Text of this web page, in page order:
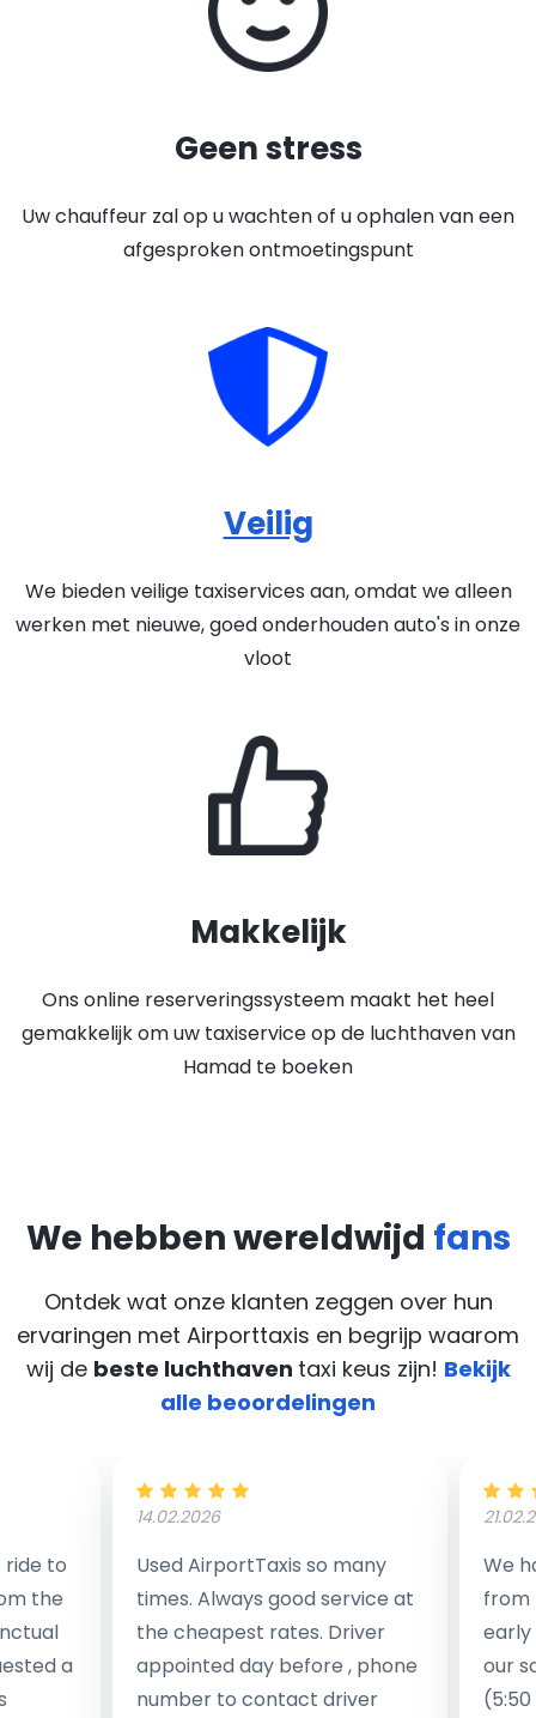
Geen stress
Uw chauffeur zal op u wachten of u ophalen van een
afgesproken ontmoetingspunt
Veilig
We bieden veilige taxiservices aan, omdat we alleen
werken met nieuwe, goed onderhouden auto's in onze
vloot
Makkelijk
Ons online reserveringssysteem maakt het heel
gemakkelijk om uw taxiservice op de luchthaven van
Hamad te boeken
We hebben wereldwijd fans
Ontdek wat onze klanten zeggen over hun
ervaringen met Airporttaxis en begrijp waarom
wij de beste luchthaven taxi keus zijn! Bekijk
alle beoordelingen
to
the
a
14.02.2026
Used AirportTaxis so many
times. Always good service at
the cheapest rates. Driver
appointed day before , phone
number to contact driver
We
from
early
our